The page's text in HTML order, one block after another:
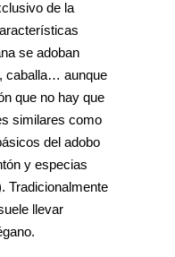
de la
se adoban
caballa… aunque
que no hay que
similares como
del adobo
y especias
Tradicionalmente
llevar